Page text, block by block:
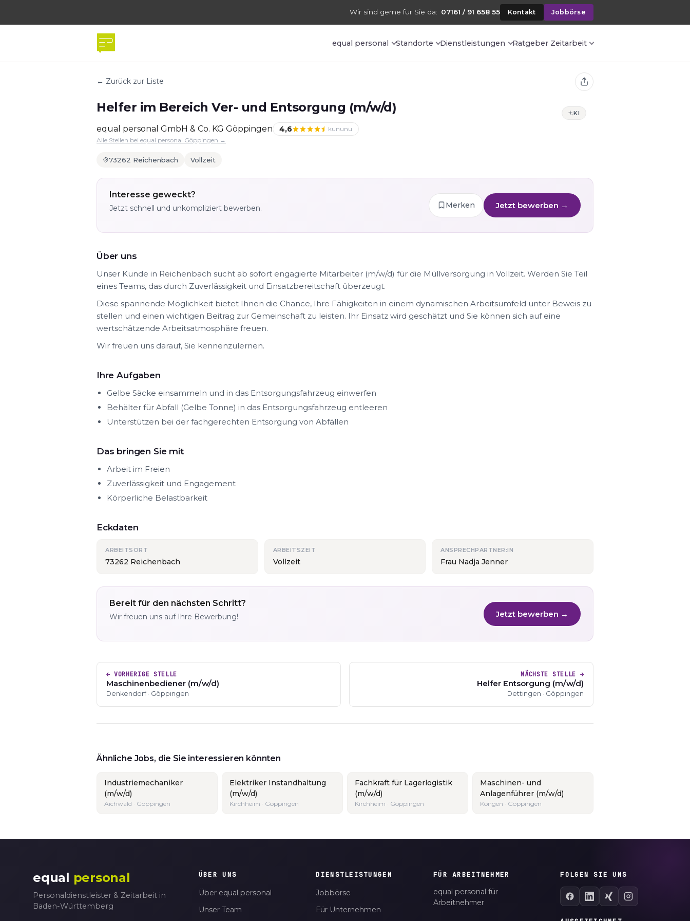
Wir sind gerne für Sie da: 07161 / 91 658 55 Kontakt Jobbörse
equal personal Standorte Dienstleistungen Ratgeber Zeitarbeit
← Zurück zur Liste
KI
Helfer im Bereich Ver- und Entsorgung (m/w/d)
equal personal GmbH & Co. KG Göppingen 4,6
kununu
Alle Stellen bei equal personal Göppingen →
73262 Reichenbach Vollzeit
Interesse geweckt?
Jetzt schnell und unkompliziert bewerben. Merken Jetzt bewerben →
Über uns
Unser Kunde in Reichenbach sucht ab sofort engagierte Mitarbeiter (m/w/d) für die Müllversorgung in Vollzeit. Werden Sie Teil
eines Teams, das durch Zuverlässigkeit und Einsatzbereitschaft überzeugt.
Diese spannende Möglichkeit bietet Ihnen die Chance, Ihre Fähigkeiten in einem dynamischen Arbeitsumfeld unter Beweis zu
stellen und einen wichtigen Beitrag zur Gemeinschaft zu leisten. Ihr Einsatz wird geschätzt und Sie können sich auf eine
wertschätzende Arbeitsatmosphäre freuen.
Wir freuen uns darauf, Sie kennenzulernen.
Ihre Aufgaben
Gelbe Säcke einsammeln und in das Entsorgungsfahrzeug einwerfen
Behälter für Abfall (Gelbe Tonne) in das Entsorgungsfahrzeug entleeren
Unterstützen bei der fachgerechten Entsorgung von Abfällen
Das bringen Sie mit
Arbeit im Freien
Zuverlässigkeit und Engagement
Körperliche Belastbarkeit
Eckdaten
ARBEITSORT
73262 Reichenbach
ARBEITSZEIT
Vollzeit
ANSPRECHPARTNER:IN
Frau Nadja Jenner
Bereit für den nächsten Schritt?
Wir freuen uns auf Ihre Bewerbung! Jetzt bewerben →
← VORHERIGE STELLE
Maschinenbediener (m/w/d)
Denkendorf · Göppingen
NÄCHSTE STELLE →
Helfer Entsorgung (m/w/d)
Dettingen · Göppingen
Ähnliche Jobs, die Sie interessieren könnten
Industriemechaniker
(m/w/d)
Aichwald · Göppingen
Elektriker Instandhaltung
(m/w/d)
Kirchheim · Göppingen
Fachkraft für Lagerlogistik
(m/w/d)
Kirchheim · Göppingen
Maschinen- und
Anlagenführer (m/w/d)
Köngen · Göppingen
equal personal
Personaldienstleister & Zeitarbeit in
Baden-Württemberg
ÜBER UNS
Über equal personal
Unser Team
DIENSTLEISTUNGEN
Jobbörse
Für Unternehmen
FÜR ARBEITNEHMER
equal personal für
Arbeitnehmer
FOLGEN SIE UNS